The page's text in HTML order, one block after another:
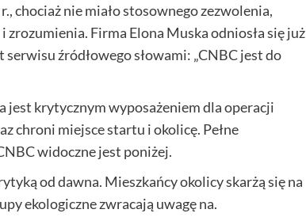
chociaż nie miało stosownego zezwolenia,
Firma Elona Muska odniosła się już
źródłowego słowami: „CNBC jest do
jest krytycznym wyposażeniem dla operacji
chroni miejsce startu i okolicę. Pełne
widoczne jest poniżej.
od dawna. Mieszkańcy okolicy skarżą się na
ekologiczne zwracają uwagę na.